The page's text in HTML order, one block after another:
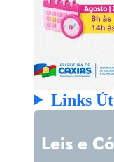
Links
Leis e